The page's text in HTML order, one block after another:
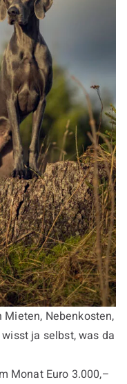
Nebenkosten,
ja selbst, was da
Monat Euro 3.000,–